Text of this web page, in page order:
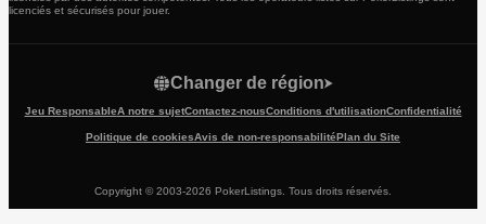
licenciés et sécurisés pour jouer.
Jeu ResponsableA notre sujetContactez-nousConditions d'utilisationConfidentialité
Politique de cookiesAvis de non-responsabilitéPlan du Site
Changer de région
Copyright © 2003-2026 PokerListings. Tous droits réservés.